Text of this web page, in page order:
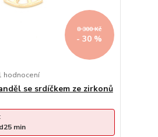
8 300 Kč
- 30 %
hodnocení
se srdíčkem ze zirkonů
25 min